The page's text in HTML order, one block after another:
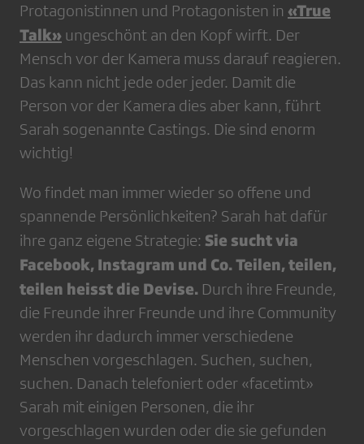
Protagonistinnen und Protagonisten in «True
Talk» ungeschönt an den Kopf wirft. Der
Mensch vor der Kamera muss darauf reagieren.
Das kann nicht jede oder jeder. Damit die
Person vor der Kamera dies aber kann, führt
Sarah sogenannte Castings. Die sind enorm
wichtig!
Wo findet man immer wieder so offene und
spannende Persönlichkeiten? Sarah hat dafür
ihre ganz eigene Strategie: Sie sucht via
Facebook, Instagram und Co. Teilen, teilen,
teilen heisst die Devise. Durch ihre Freunde,
die Freunde ihrer Freunde und ihre Community
werden ihr dadurch immer verschiedene
Menschen vorgeschlagen. Suchen, suchen,
suchen. Danach telefoniert oder «facetimt»
Sarah mit einigen Personen, die ihr
vorgeschlagen wurden oder die sie gefunden